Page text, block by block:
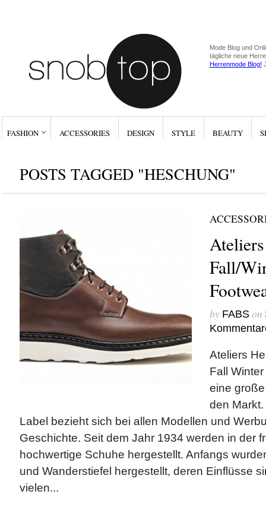
Mode Blog und
tägliche neue
Herrenmode Blog!
FASHION ACCESSORIES DESIGN STYLE BEAUTY
POSTS TAGGED "HESCHUNG"
Fall/
by FABSon
Ateliers
Fall
eine
den
Label bezieht sich bei allen Modellen und
Geschichte. Seit dem Jahr 1934 werden in der
hochwertige Schuhe hergestellt. Anfangs
und Wanderstiefel hergestellt, deren Einflüsse
vielen...